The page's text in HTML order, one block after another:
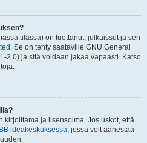
tilassa) on tuottanut, julkaissut ja sen
. Se on tehty saataville GNU General
2.0) ja sitä voidaan jakaa vapaasti. Katso
kirjoittama ja lisensoima. Jos uskot, että
ideakeskuksessa, jossa voit äänestää